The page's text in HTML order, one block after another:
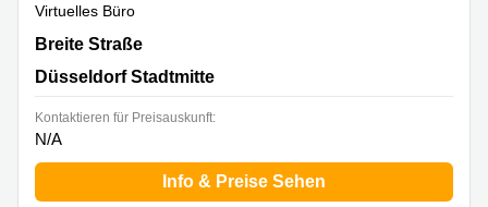
Virtuelles Büro
Breite Straße 3, Düsseldorf Stadtmitte
Breite Straße
Düsseldorf Stadtmitte
Kontaktieren für Preisauskunft:
N/A
Info & Preise Sehen